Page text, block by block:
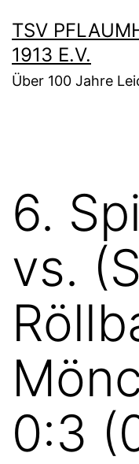
Inhalt
springen
TSV
1913 E.V.
Über 100 Jahre
6.
vs.
0:3